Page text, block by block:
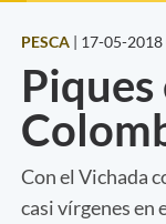
PESCA | 17-05-2018
Con el Vichada
casi vírgenes en